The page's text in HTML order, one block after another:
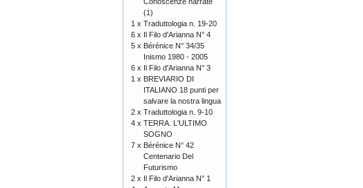
(1)
1 x Traduttologia n. 19-20
6 x Il Filo d'Arianna N° 4
5 x Bérénice N° 34/35
Inismo 1980 - 2005
6 x Il Filo d'Arianna N° 3
1 x BREVIARIO DI
ITALIANO 18 punti per
salvare la nostra lingua
2 x Traduttologia n. 9-10
4 x TERRA. L'ULTIMO
SOGNO
7 x Bérénice N° 42
Centenario Del
Futurismo
2 x Il Filo d'Arianna N° 1